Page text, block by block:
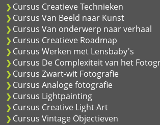
Cursus Creatieve Technieken
Cursus Van Beeld naar Kunst
Cursus Van onderwerp naar verhaal
Cursus Creatieve Roadmap
Cursus Werken met Lensbaby's
Cursus De Complexiteit van het
Cursus Zwart-wit Fotografie
Cursus Analoge fotografie
Cursus Lightpainting
Cursus Creative Light Art
Cursus Vintage Objectieven